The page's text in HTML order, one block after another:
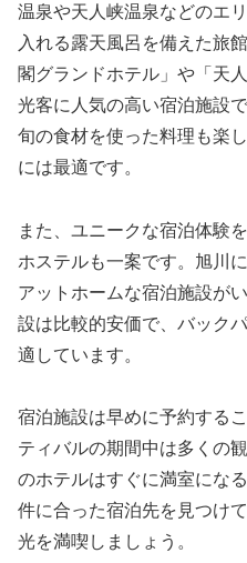
温泉や天人峡温泉などのエ
入れる露天風呂を備えた旅
閣グランドホテル」や「天
光客に人気の高い宿泊施設
旬の食材を使った料理も楽
には最適です。
また、ユニークな宿泊体験
ホステルも一案です。旭川
アットホームな宿泊施設が
設は比較的安価で、バック
適しています。
宿泊施設は早めに予約する
ティバルの期間中は多くの
のホテルはすぐに満室にな
件に合った宿泊先を見つけ
光を満喫しましょう。